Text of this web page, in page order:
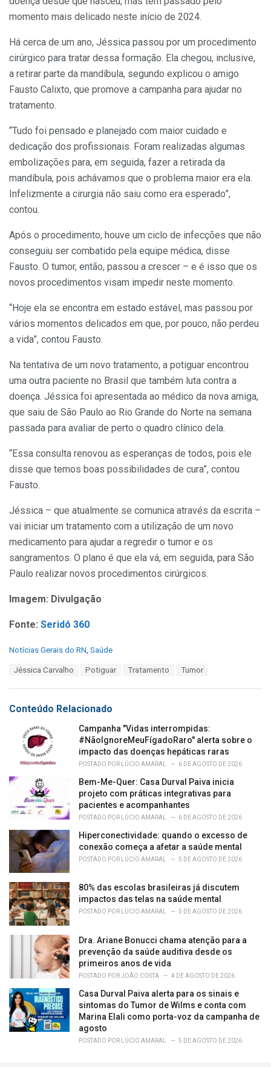
momento mais delicado neste início de 2024.
Há cerca de um ano, Jéssica passou por um procedimento
cirúrgico para tratar dessa formação. Ela chegou, inclusive,
a retirar parte da mandíbula, segundo explicou o amigo
Fausto Calixto, que promove a campanha para ajudar no
tratamento.
“Tudo foi pensado e planejado com maior cuidado e
dedicação dos profissionais. Foram realizadas algumas
embolizações para, em seguida, fazer a retirada da
mandíbula, pois achávamos que o problema maior era ela.
Infelizmente a cirurgia não saiu como era esperado”,
contou.
Após o procedimento, houve um ciclo de infecções que não
conseguiu ser combatido pela equipe médica, disse
Fausto. O tumor, então, passou a crescer – e é isso que os
novos procedimentos visam impedir neste momento.
“Hoje ela se encontra em estado estável, mas passou por
vários momentos delicados em que, por pouco, não perdeu
a vida”, contou Fausto.
Na tentativa de um novo tratamento, a potiguar encontrou
uma outra paciente no Brasil que também luta contra a
doença. Jéssica foi apresentada ao médico da nova amiga,
que saiu de São Paulo ao Rio Grande do Norte na semana
passada para avaliar de perto o quadro clínico dela.
“Essa consulta renovou as esperanças de todos, pois ele
disse que temos boas possibilidades de cura”, contou
Fausto.
Jéssica – que atualmente se comunica através da escrita –
vai iniciar um tratamento com a utilização de um novo
medicamento para ajudar a regredir o tumor e os
sangramentos. O plano é que ela vá, em seguida, para São
Paulo realizar novos procedimentos cirúrgicos.
Imagem: Divulgação
Fonte: Seridó 360
C
o
r
Notícias Gerais do RN Saúde
:
Jéssica Carvalho Potiguar Tratamento Tumor
Conteúdo Relacionado
Campanha "Vidas interrompidas:
#NãoIgnoreMeuFígadoRaro" alerta sobre o
impacto das doenças hepáticas raras
POSTADO POR LÚCIO AMARAL 6 DE AGOSTO DE 2026
Bem-Me-Quer: Casa Durval Paiva inicia
projeto com práticas integrativas para
pacientes e acompanhantes
POSTADO POR LÚCIO AMARAL 6 DE AGOSTO DE 2026
Hiperconectividade: quando o excesso de
conexão começa a afetar a saúde mental
POSTADO POR LÚCIO AMARAL 5 DE AGOSTO DE 2026
80% das escolas brasileiras já discutem
impactos das telas na saúde mental
POSTADO POR LÚCIO AMARAL 5 DE AGOSTO DE 2026
Dra. Ariane Bonucci chama atenção para a
prevenção da saúde auditiva desde os
primeiros anos de vida
POSTADO PORJOÃO COSTA 4 DE AGOSTO DE 2026
Casa Durval Paiva alerta para os sinais e
sintomas do Tumor de Wilms e conta com
Marina Elali como porta-voz da campanha de
agosto
POSTADO POR LÚCIO AMARAL 5 DE AGOSTO DE 2026